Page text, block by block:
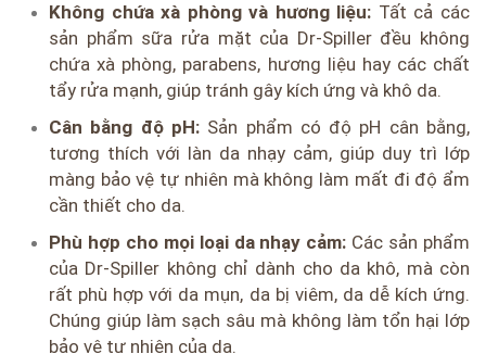
Không chứa xà phòng và hương liệu: Tất cả các
sản phẩm sữa rửa mặt của Dr-Spiller đều không
chứa xà phòng, parabens, hương liệu hay các chất
tẩy rửa mạnh, giúp tránh gây kích ứng và khô da.
Cân bằng độ pH:Sản phẩm có độ pH cân bằng,
tương thích với làn da nhạy cảm, giúp duy trì lớp
màng bảo vệ tự nhiên mà không làm mất đi độ ẩm
cần thiết cho da.
Phù hợp cho mọi loại da nhạy cảm: Các sản phẩm
của Dr-Spiller không chỉ dành cho da khô, mà còn
rất phù hợp với da mụn, da bị viêm, da dễ kích ứng.
Chúng giúp làm sạch sâu mà không làm tổn hại lớp
bảo vệ tự nhiên của da.